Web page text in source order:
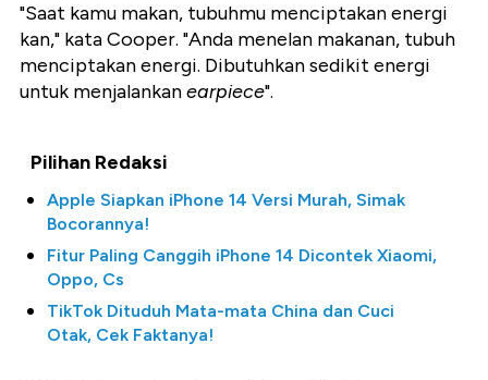
"Saat kamu makan, tubuhmu menciptakan energi
kan," kata Cooper. "Anda menelan makanan, tubuh
menciptakan energi. Dibutuhkan sedikit energi
untuk menjalankanearpiece".
Pilihan Redaksi
Apple Siapkan iPhone 14 Versi Murah, Simak
Bocorannya!
Fitur Paling Canggih iPhone 14 Dicontek Xiaomi,
Oppo, Cs
TikTok Dituduh Mata-mata China dan Cuci
Otak, Cek Faktanya!